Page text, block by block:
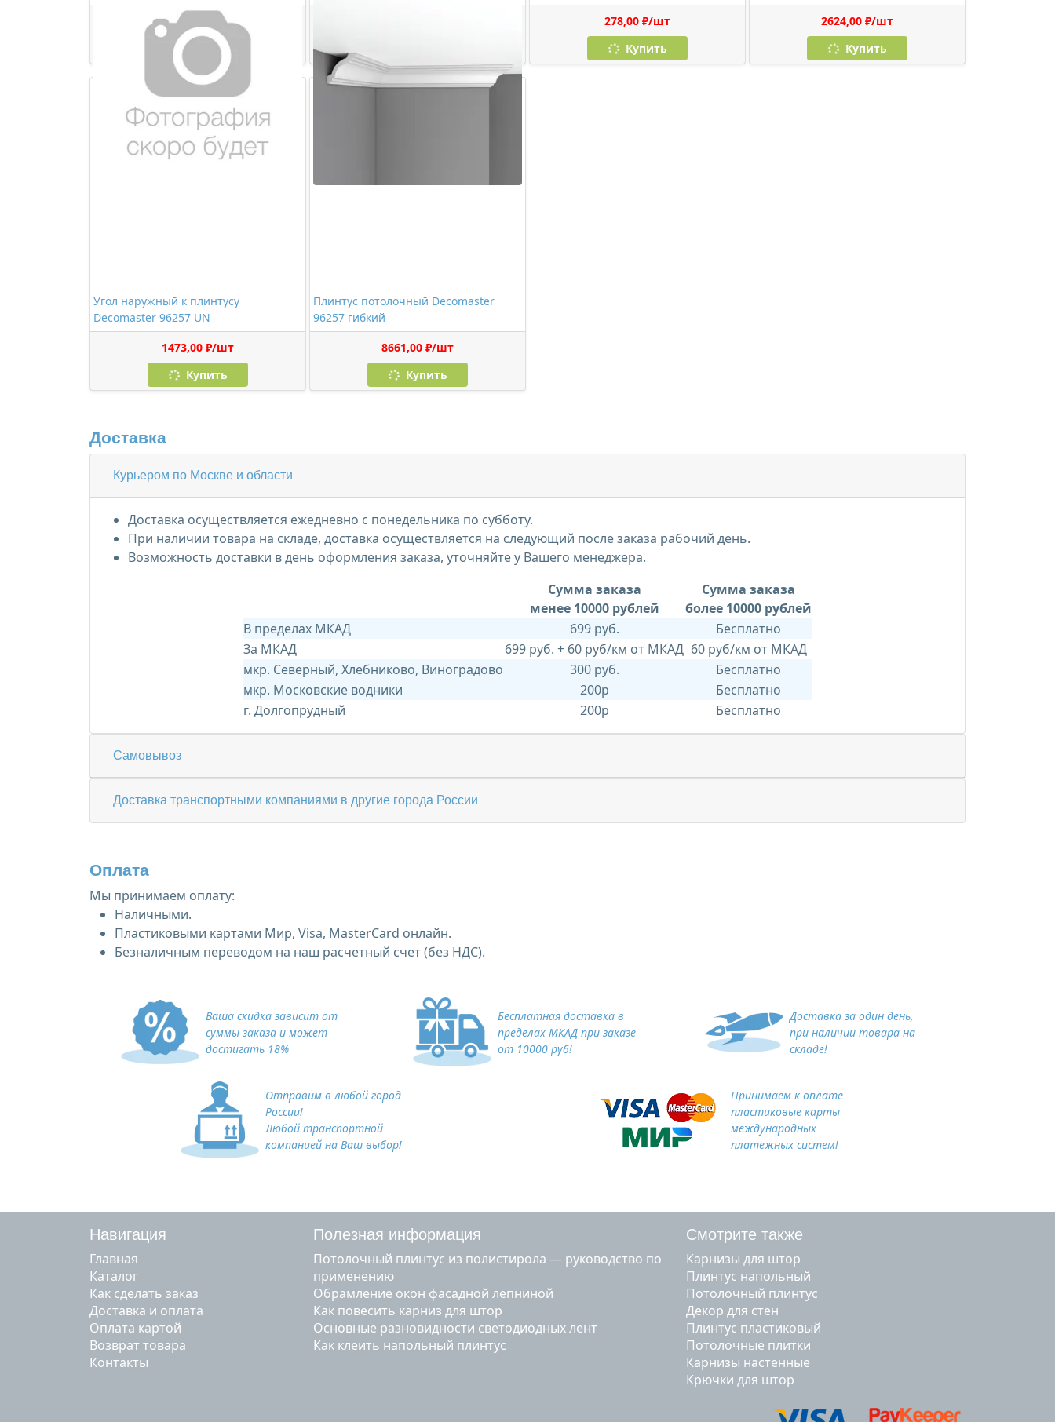
473,00 ₽/шт
Купить
278,00 ₽/шт
Купить
2624,00 ₽/шт
Купить
Угол наружный к плинтусу
Decomaster 96257 UN
1473,00 ₽/шт
Купить
Плинтус потолочный Decomaster
96257 гибкий
8661,00 ₽/шт
Купить
Доставка
Курьером по Москве и области
Доставка осуществляется ежедневно с понедельника по субботу.
При наличии товара на складе, доставка осуществляется на следующий после заказа рабочий день.
Возможность доставки в день оформления заказа, уточняйте у Вашего менеджера.
Сумма заказа
менее 10000 рублей
Сумма заказа
более 10000 рублей
В пределах МКАД
699 руб.
Бесплатно
За МКАД
699 руб. + 60 руб/км от МКАД 60 руб/км от МКАД
мкр. Северный, Хлебниково, Виноградово
300 руб.
Бесплатно
мкр. Московские водники
200р
Бесплатно
г. Долгопрудный
200р Бесплатно
Самовывоз
Доставка транспортными компаниями в другие города России
Оплата
Мы принимаем оплату:
Наличными.
Пластиковыми картами Мир, Visa, MasterCard онлайн.
Безналичным переводом на наш расчетный счет (без НДС).
Ваша скидка зависит от
суммы заказа и может
достигать 18%
Бесплатная доставка в
пределах МКАД при заказе
от 10000 руб!
Доставка за один день,
при наличии товара на
складе!
Отправим в любой город
России!
Любой транспортной
компанией на Ваш выбор!
Принимаем к оплате
пластиковые карты
международных
платежных систем!
Навигация
Главная
Каталог
Как сделать заказ
Доставка и оплата
Оплата картой
Возврат товара
Контакты
Полезная информация
Потолочный плинтус из полистирола — руководство по
применению
Обрамление окон фасадной лепниной
Как повесить карниз для штор
Основные разновидности светодиодных лент
Как клеить напольный плинтус
Смотрите также
карнизы для штор
плинтус напольный
потолочный плинтус
декор для стен
плинтус пластиковый
потолочные плитки
карнизы настенные
крючки для штор